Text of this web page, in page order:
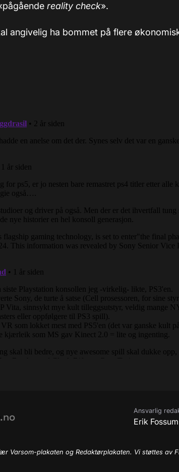
reality check».
angivelig ha bommet på flere
.no Ansvarlig
Erik Fossum
Varsom-plakaten og Redaktørplakaten. Vi støttes av